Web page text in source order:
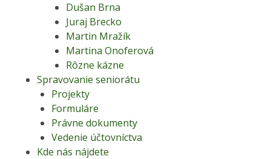
Dušan Brna
Juraj Brecko
Martin Mražík
Martina Onoferová
Rôzne kázne
Spravovanie seniorátu
Projekty
Formuláre
Právne dokumenty
Vedenie účtovníctva
Kde nás nájdete